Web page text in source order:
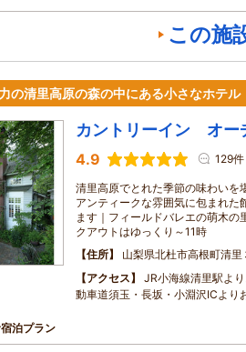
この施
の清里高原の森の中にある小さなホテル
カントリーイン オー
4.9 129件
清里高原でとれた季節の味わいを
アンティークな雰囲気に包まれた
ます｜フィールドバレエの萌木の
クアウトはゆっくり～11時
住所
山梨県北杜市高根町清里
アクセス
JR小海線清里駅よ
動車道須玉・長坂・小淵沢ICより
泊プラン